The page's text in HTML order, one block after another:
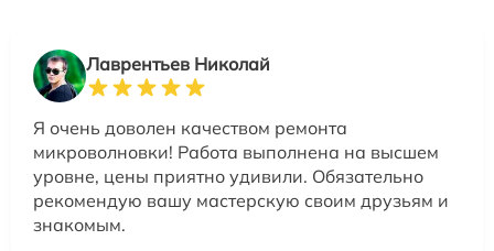
Лаврентьев Николай
Я очень доволен качеством ремонта
микроволновки! Работа выполнена на высшем
уровне, цены приятно удивили. Обязательно
рекомендую вашу мастерскую своим друзьям и
знакомым.